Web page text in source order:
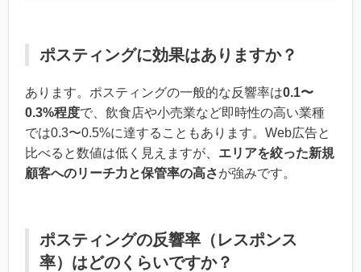
ポスティングに効果はありますか？
あります。ポスティングの一般的な反響率は0.1〜
0.3%程度で、飲食店や小売業など即時性の高い業種
では0.3〜0.5%に達することもあります。Web広告と
比べると数値は低く見えますが、 エリアを絞った新規
顧客へのリーチ力と保管率の高さが強みです。
ポスティングの反響率（レスポンス
率）はどのくらいですか？